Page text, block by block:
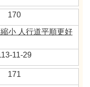
170
小 人行道平順更好
11-29
171